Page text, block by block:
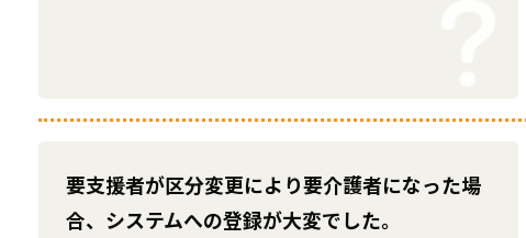
要支援者が区分変更により要介護者になった場
合、システムへの登録が大変でした。